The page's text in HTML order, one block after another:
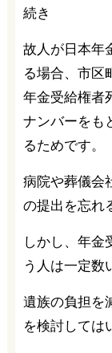
続き
故人が日本年
る場合、市区
年金受給権者
ナンバーをも
るためです。
病院や葬儀会
の提出を忘れ
しかし、年金
う人は一定数
遺族の負担を
を検討しては